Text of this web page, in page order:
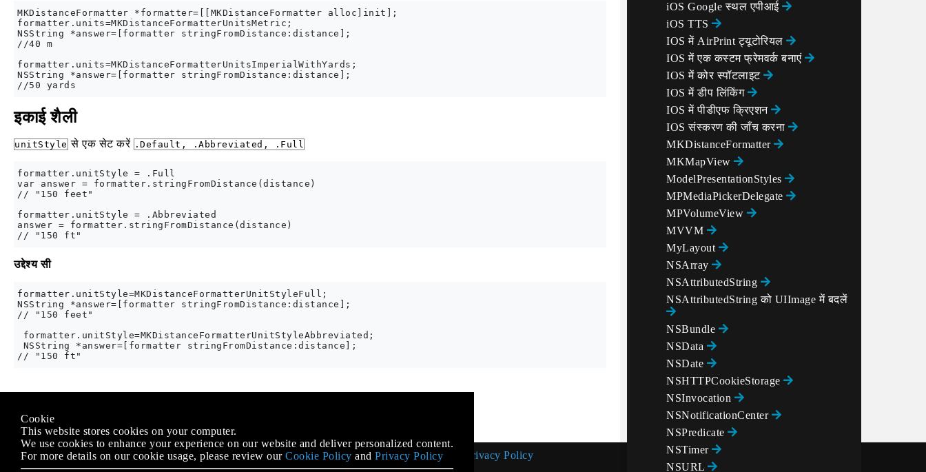
MKDistanceFormatter *formatter=[[MKDistanceFormatter alloc]init];
formatter.units=MKDistanceFormatterUnitsMetric;
NSString *answer=[formatter stringFromDistance:distance];
//40 m
formatter.units=MKDistanceFormatterUnitsImperialWithYards;
NSString *answer=[formatter stringFromDistance:distance];
इकाई शैली
unitStyle से एक सेट करें .Default, .Abbreviated, .Full
formatter.unitStyle = .Full
var answer = formatter.stringFromDistance(distance)
// "150 feet"
formatter.unitStyle = .Abbreviated
answer = formatter.stringFromDistance(distance)
उद्देश्य सी
formatter.unitStyle=MKDistanceFormatterUnitStyleFull;
NSString *answer=[formatter stringFromDistance:distance];
// "150 feet"
formatter.unitStyle=MKDistanceFormatterUnitStyleAbbreviated;
NSString *answer=[formatter stringFromDistance:distance];
के तहत लाइसेंस प्राप्त है
से संबद्ध नहीं हैStack Overflow
iOS Google स्थल एपीआई
iOS TTS
IOS में AirPrint ट्यूटोरियल
IOS में एक कस्टम फ्रेमवर्क बनाएं
IOS में कोर स्पॉटलाइट
IOS में डीप लिंकिंग
IOS में पीडीएफ क्रिएशन
IOS संस्करण की जाँच करना
MKDistanceFormatter
MKMapView
ModelPresentationStyles
MPMediaPickerDelegate
MPVolumeView
MVVM
MyLayout
NSArray
NSAttributedString
NSAttributedString को UIImage में बदलें
NSBundle
NSData
NSDate
NSHTTPCookieStorage
NSInvocation
NSNotificationCenter
NSPredicate
NSTimer
NSURL
Cookie Policy Privacy Policy
Cookie
This website stores cookies on your computer.
We use cookies to enhance your experience on our website and deliver personalized content.
For more details on our cookie usage, please review our Cookie Policy and Privacy Policy